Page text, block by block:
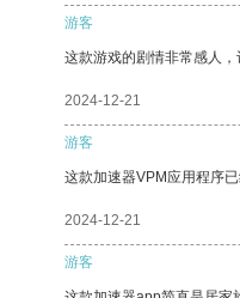
游客
这款游戏的剧情非常感人，
2024-12-21
游客
这款加速器VPM应用程序
2024-12-21
游客